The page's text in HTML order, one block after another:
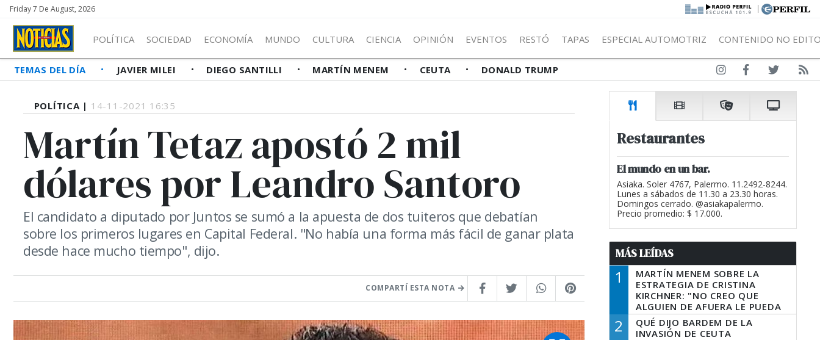
Friday 7 De August, 2026 |
POLÍTICA SOCIEDAD ECONOMÍA MUNDO CULTURA CIENCIA OPINIÓN EVENTOS RESTÓ TAPAS ESPECIAL AUTOMOTRIZ CONTENIDO NO
TEMAS DEL DÍA JAVIER MILEI DIEGO SANTILLI MARTÍN MENEM CEUTA DONALD TRUMP
POLÍTICA | 14-11-2021 16:35
Martín Tetaz apostó 2 mil
dólares por Leandro Santoro
El candidato a diputado por Juntos se sumó a la apuesta de dos tuiteros que debatían
sobre los primeros lugares en Capital Federal. "No había una forma más fácil de ganar plata
desde hace mucho tiempo", dijo.
COMPARTÍ ESTA NOTA
Restaurantes
El mundo en un bar.
Asiaka. Soler 4767, Palermo. 11.2492-8244.
Lunes a sábados de 11.30 a 23.30 horas.
Domingos cerrado. @asiakapalermo.
Precio promedio: $ 17.000.
MÁS LEÍDAS
1
MARTÍN MENEM SOBRE LA
ESTRATEGIA DE CRISTINA
KIRCHNER: "NO CREO QUE
ALGUIEN DE AFUERA LE PUEDA
DECIR A LA JUSTICIA LO QUE
TIENE QUE HACER"
2
QUÉ DIJO BARDEM DE LA
INVASIÓN DE CEUTA